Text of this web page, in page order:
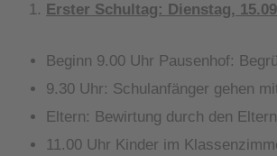
Erster Schultag: Dienstag,
Beginn 9.00 Uhr Pausenhof:
9.30 Uhr: Schulanfänger gehen
Eltern: Bewirtung durch den
11.00 Uhr Kinder im